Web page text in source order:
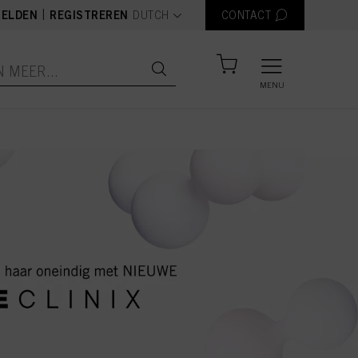
REGISTREREN text.language
DUTCH CONTACT
MENU